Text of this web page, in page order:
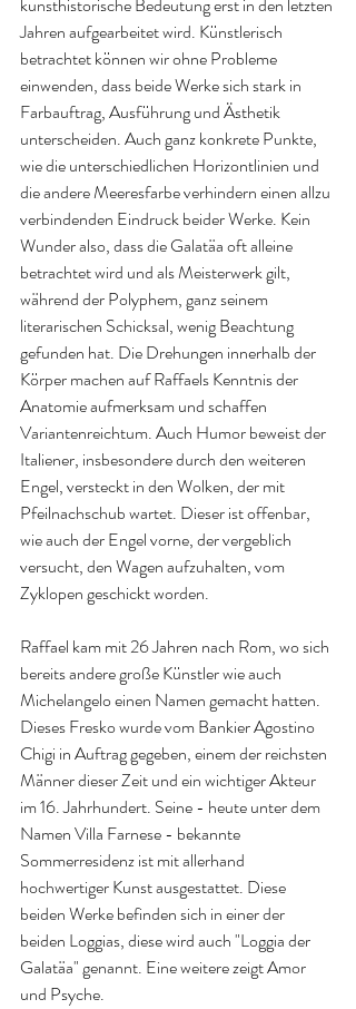
kunsthistorische Bedeutung erst in den letzten
Jahren aufgearbeitet wird. Künstlerisch
betrachtet können wir ohne Probleme
einwenden, dass beide Werke sich stark in
Farbauftrag, Ausführung und Ästhetik
unterscheiden. Auch ganz konkrete Punkte,
wie die unterschiedlichen Horizontlinien und
die andere Meeresfarbe verhindern einen allzu
verbindenden Eindruck beider Werke. Kein
Wunder also, dass die Galatäa oft alleine
betrachtet wird und als Meisterwerk gilt,
während der Polyphem, ganz seinem
literarischen Schicksal, wenig Beachtung
gefunden hat. Die Drehungen innerhalb der
Körper machen auf Raffaels Kenntnis der
Anatomie aufmerksam und schaffen
Variantenreichtum. Auch Humor beweist der
Italiener, insbesondere durch den weiteren
Engel, versteckt in den Wolken, der mit
Pfeilnachschub wartet. Dieser ist offenbar,
wie auch der Engel vorne, der vergeblich
versucht, den Wagen aufzuhalten, vom
Zyklopen geschickt worden.
Raffael kam mit 26 Jahren nach Rom, wo sich
bereits andere große Künstler wie auch
Michelangelo einen Namen gemacht hatten.
Dieses Fresko wurde vom Bankier Agostino
Chigi in Auftrag gegeben, einem der reichsten
Männer dieser Zeit und ein wichtiger Akteur
im 16. Jahrhundert. Seine - heute unter dem
Namen Villa Farnese - bekannte
Sommerresidenz ist mit allerhand
hochwertiger Kunst ausgestattet. Diese
beiden Werke befinden sich in einer der
beiden Loggias, diese wird auch "Loggia der
Galatäa" genannt. Eine weitere zeigt Amor
und Psyche.